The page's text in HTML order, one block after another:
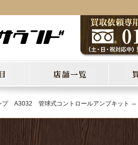
プ A3032 管球式コントロールアンプキット ⇔